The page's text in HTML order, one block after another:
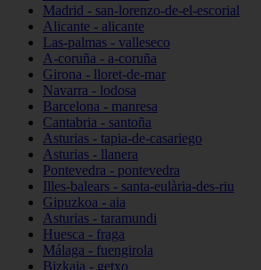
Madrid - san-lorenzo-de-el-escorial
Alicante - alicante
Las-palmas - valleseco
A-coruña - a-coruña
Girona - lloret-de-mar
Navarra - lodosa
Barcelona - manresa
Cantabria - santoña
Asturias - tapia-de-casariego
Asturias - llanera
Pontevedra - pontevedra
Illes-balears - santa-eulària-des-riu
Gipuzkoa - aia
Asturias - taramundi
Huesca - fraga
Málaga - fuengirola
Bizkaia - getxo